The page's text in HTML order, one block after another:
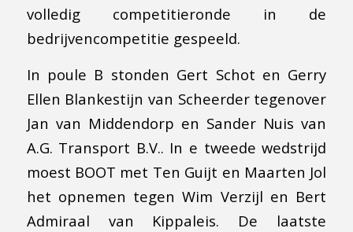
volledig competitieronde in de
bedrijvencompetitie gespeeld.
In poule B stonden Gert Schot en Gerry
Ellen Blankestijn van Scheerder tegenover
Jan van Middendorp en Sander Nuis van
A.G. Transport B.V.. In e tweede wedstrijd
moest BOOT met Ten Guijt en Maarten Jol
het opnemen tegen Wim Verzijl en Bert
Admiraal van Kippaleis. De laatste